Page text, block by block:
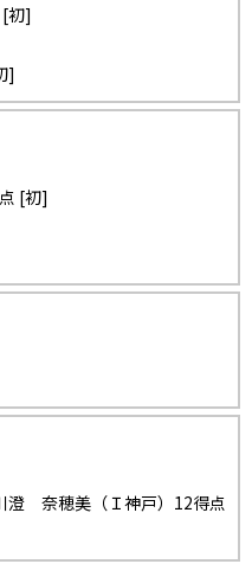
初]
]
[初]
奈穂美（Ｉ神戸）12得点